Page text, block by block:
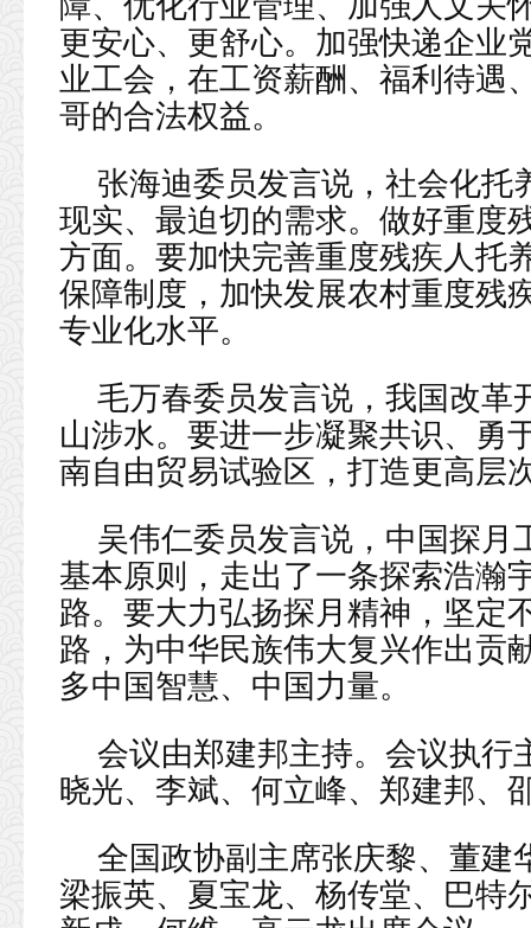
更安心、更舒心。加强快递企业
业工会，在工资薪酬、福利待遇
哥的合法权益。
张海迪委员发言说，社会化托
现实、最迫切的需求。做好重度
方面。要加快完善重度残疾人托
保障制度，加快发展农村重度残
专业化水平。
毛万春委员发言说，我国改革
山涉水。要进一步凝聚共识、勇
南自由贸易试验区，打造更高层
吴伟仁委员发言说，中国探月
基本原则，走出了一条探索浩瀚
路。要大力弘扬探月精神，坚定
路，为中华民族伟大复兴作出贡
多中国智慧、中国力量。
会议由郑建邦主持。会议执行
晓光、李斌、何立峰、郑建邦、
全国政协副主席张庆黎、董建
梁振英、夏宝龙、杨传堂、巴特